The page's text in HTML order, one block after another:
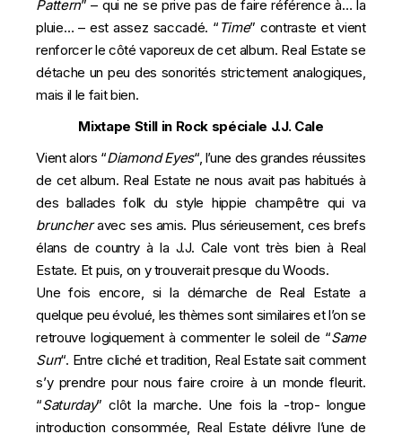
Pattern” – qui ne se prive pas de faire référence à… la
pluie… – est assez saccadé. “ Time” contraste et vient
renforcer le côté vaporeux de cet album. Real Estate se
détache un peu des sonorités strictement analogiques,
mais il le fait bien.
Mixtape Still in Rock spéciale J.J. Cale
Vient alors “Diamond Eyes“, l’une des grandes réussites
de cet album. Real Estate ne nous avait pas habitués à
des ballades folk du style hippie champêtre qui va
bruncheravec ses amis. Plus sérieusement, ces brefs
élans de country à la J.J. Cale vont très bien à Real
Estate. Et puis, on y trouverait presque du Woods.
Une fois encore, si la démarche de Real Estate a
quelque peu évolué, les thèmes sont similaires et l’on se
retrouve logiquement à commenter le soleil de “Same
Sun“. Entre cliché et tradition, Real Estate sait comment
s’y prendre pour nous faire croire à un monde fleurit.
“Saturday” clôt la marche. Une fois la -trop- longue
introduction consommée, Real Estate délivre l’une de